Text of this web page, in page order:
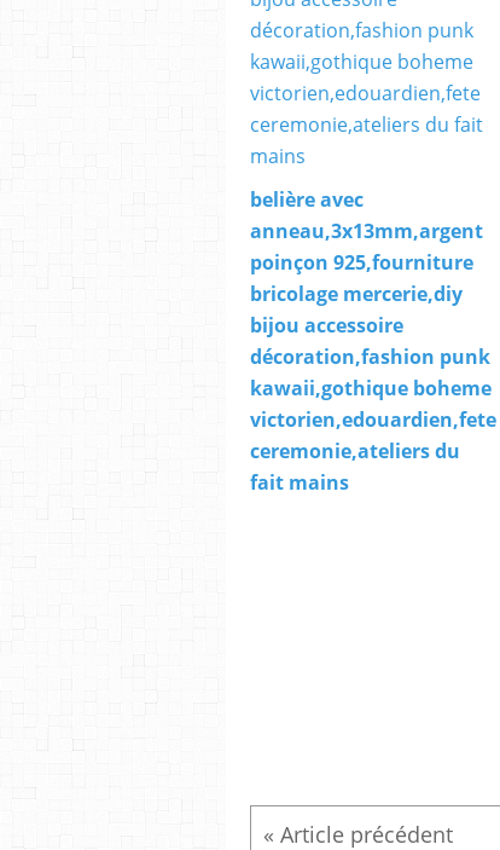
belière avec
anneau,3x13mm,argent
poinçon 925,fourniture
bricolage mercerie,diy
bijou accessoire
décoration,fashion punk
kawaii,gothique boheme
victorien,edouardien,fete
ceremonie,ateliers du
fait mains